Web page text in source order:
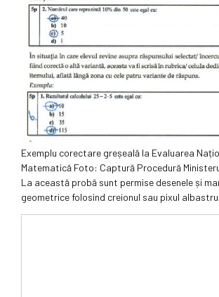
Exemplu corectare greșeală la Evaluarea
Matematică Foto: Captură Procedură
La această probă sunt permise desenele și
geometrice folosind creionul sau pixul albastru.